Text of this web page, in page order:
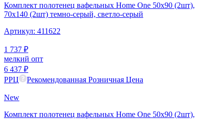
Комплект полотенец вафельных Home One 50х90 (2шт),
70х140 (2шт) темно-серый, светло-серый
Артикул: 411622
1 737 ₽
мелкий опт
6 437 ₽
РРЦ
Рекомендованная Розничная Цена
New
Комплект полотенец вафельных Home One 50х90 (2шт),